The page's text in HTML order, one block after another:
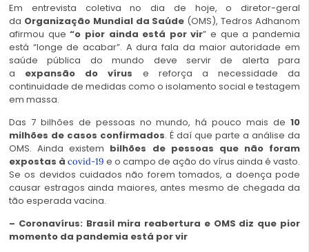
Em entrevista coletiva no dia de hoje, o diretor-geral
da Organização Mundial da Saúde (OMS), Tedros Adhanom
afirmou que“o pior ainda está por vir” e que a pandemia
está “longe de acabar”. A dura fala da maior autoridade em
saúde pública do mundo deve servir de alerta para
a expansão do vírus e reforça a necessidade da
continuidade de medidas como o isolamento social e testagem
em massa.
Das 7 bilhões de pessoas no mundo, há pouco mais de 10
milhões de casos confirmados. É daí que parte a análise da
OMS. Ainda existem bilhões de pessoas que não foram
expostas à covid-19 e o campo de ação do vírus ainda é vasto.
Se os devidos cuidados não forem tomados, a doença pode
causar estragos ainda maiores, antes mesmo de chegada da
tão esperada vacina.
– Coronavírus: Brasil mira reabertura e OMS diz que pior
momento da pandemia está por vir